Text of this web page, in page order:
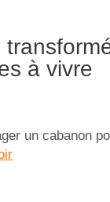
à vivre
un cabanon